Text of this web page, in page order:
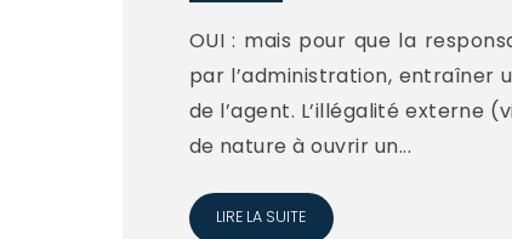
OUI : mais pour que la
par l’administration, entraîner
de l’agent. L’illégalité externe
de nature à ouvrir un...
LIRE LA SUITE